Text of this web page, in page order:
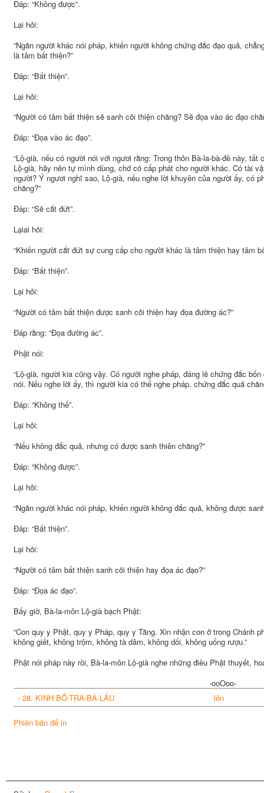
Đáp: “Không được”.
Lại hỏi:
“Ngăn người khác nói pháp, khiến người không chứng đắc đạo quả,
là tâm bất thiện?”
Đáp: “Bất thiện”.
Lại hỏi:
“Người có tâm bất thiện sẽ sanh cõi thiện chăng? Sẽ đọa vào ác đạo
Đáp: “Đọa vào ác đạo”.
“Lộ-già, nếu có người nói với ngươi rằng: Trong thôn Bà-la-bà-đề này,
Lộ-già, hãy nên tự mình dùng, chớ có cấp phát cho người khác. Có tài
người? Ý ngươi nghĩ sao, Lộ-già, nếu nghe lời khuyên của người ấy, có
chăng?”
Đáp: “Sẽ cắt đứt”.
Lạiai hỏi:
“Khiến người cắt đứt sự cung cấp cho người khác là tâm thiện hay tâm
Đáp: “Bất thiện”.
Lại hỏi:
“Người có tâm bất thiện được sanh cõi thiện hay đọa đường ác?”
Đáp rằng: “Đọa đường ác”.
Phật nói:
“Lộ-già, người kia cũng vậy. Có người nghe pháp, đáng lẽ chứng đắc
nói. Nếu nghe lời ấy, thì người kia có thể nghe pháp, chứng đắc quả
Đáp: “Không thể”.
Lại hỏi:
“Nếu không đắc quả, nhưng có được sanh thiên chăng?”
Đáp: “Không được”.
Lại hỏi:
“Ngăn người khác nói pháp, khiến người không đắc quả, không được
Đáp: “Bất thiện”.
Lại hỏi:
“Người có tâm bất thiện sanh cõi thiện hay đọa ác đạo?”
Đáp: “Đọa ác đạo”.
Bấy giờ, Bà-la-môn Lộ-già bạch Phật:
“Con quy y Phật, quy y Pháp, quy y Tăng. Xin nhận con ở trong Chánh
không giết, không trộm, không tà dâm, không dối, không uống rượu.”
Phật nói pháp này rồi, Bà-la-môn Lộ-già nghe những điều Phật thuyết,
-ooOoo-
‹ 28. KINH BỐ-TRA-BÀ-LẤU
lên
Phiên bản để in